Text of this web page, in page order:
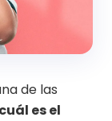
de las
es el